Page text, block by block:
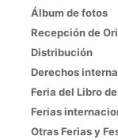
Álbum de fotos
Recepción de
Distribución
Derechos
Feria del Libro
Ferias
Otras Ferias y